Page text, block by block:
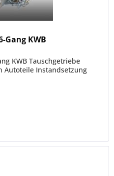
Gang KWB
KWB Tauschgetriebe
Autoteile Instandsetzung